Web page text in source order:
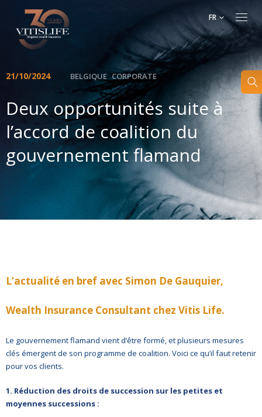
FR
21/10/2024 BELGIQUE CORPORATE
Deux opportunités suite à
l’accord de coalition du
gouvernement flamand
L’actualité en bref avec Simon De Gauquier,
Wealth Insurance Consultant chez Vitis Life.
Le gouvernement flamand vient d’être formé, et plusieurs mesures
clés émergent de son programme de coalition. Voici ce qu’il faut retenir
pour vos clients.
1. Réduction des droits de succession sur les petites et
moyennes successions :